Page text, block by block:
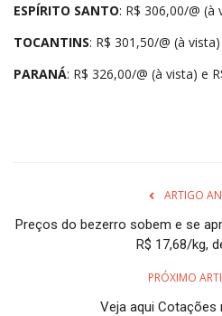
ESPÍRITO SANTO: R$ 306,00/@ (à
TOCANTINS: R$ 301,50/@ (à
PARANÁ: R$ 326,00/@ (à vista) e
ARTIGO
Preços do bezerro sobem e se
R$ 17,68/kg,
PRÓXIMO
Veja aqui Cotações